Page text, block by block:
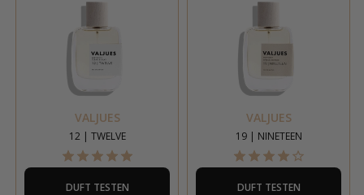
VALJUES
12 | TWELVE
DUFT TESTEN
VALJUES
19 | NINETEEN
DUFT TESTEN